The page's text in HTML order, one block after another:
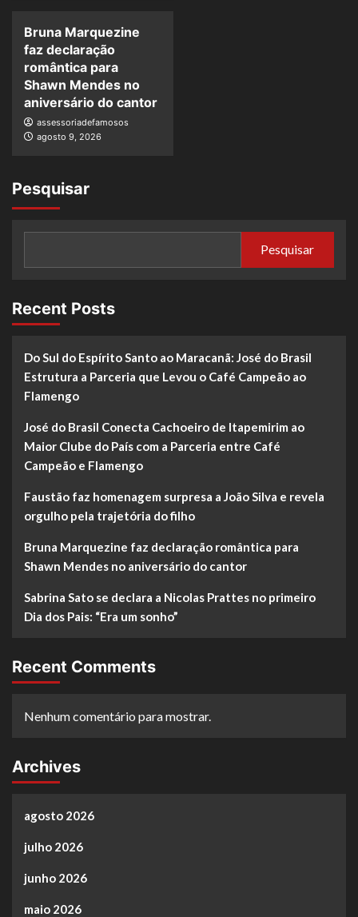
Bruna Marquezine
faz declaração
romântica para
Shawn Mendes no
aniversário do cantor
assessoriadefamosos
agosto 9, 2026
Pesquisar
Pesquisar
Recent Posts
Do Sul do Espírito Santo ao Maracanã: José do Brasil
Estrutura a Parceria que Levou o Café Campeão ao
Flamengo
José do Brasil Conecta Cachoeiro de Itapemirim ao
Maior Clube do País com a Parceria entre Café
Campeão e Flamengo
Faustão faz homenagem surpresa a João Silva e revela
orgulho pela trajetória do filho
Bruna Marquezine faz declaração romântica para
Shawn Mendes no aniversário do cantor
Sabrina Sato se declara a Nicolas Prattes no primeiro
Dia dos Pais: “Era um sonho”
Recent Comments
Nenhum comentário para mostrar.
Archives
agosto 2026
julho 2026
junho 2026
maio 2026